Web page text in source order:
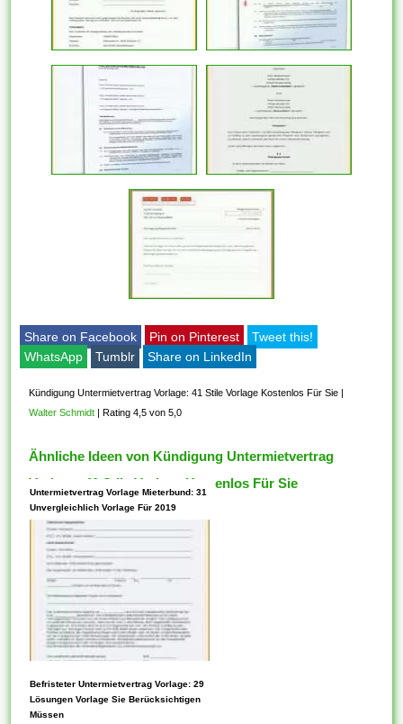
Share on Facebook Pin on Pinterest
Tweet this!
WhatsApp
Tumblr Share on LinkedIn
Kündigung Untermietvertrag Vorlage: 41 Stile Vorlage Kostenlos Für Sie
Walter Schmidt
Rating 4,5 von 5,0
Ähnliche Ideen von Kündigung Untermietvertrag
Vorlage: 41 Stile Vorlage Kostenlos Für Sie
Untermietvertrag Vorlage Mieterbund: 31
Unvergleichlich Vorlage Für 2019
Diese eine, Vorlage dient als
Gliederung und verbessert die
Befristeter Untermietvertrag Vorlage: 29
Lösungen Vorlage Sie Berücksichtigen
Müssen